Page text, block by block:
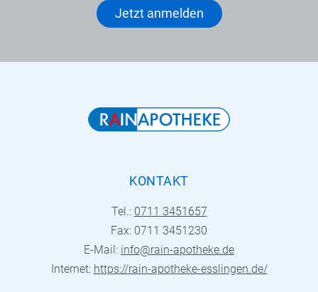
Jetzt anmelden
KONTAKT
Tel.: 0711 3451657
Fax: 0711 3451230
E-Mail: info@rain-apotheke.de
Internet: https://rain-apotheke-esslingen.de/